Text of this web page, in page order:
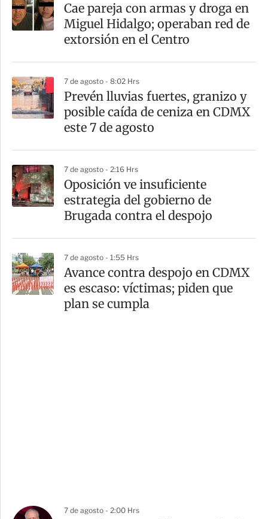
Cae pareja con armas y droga en
Miguel Hidalgo; operaban red de
extorsión en el Centro
7 de agosto - 8:02 Hrs
Prevén lluvias fuertes, granizo y
posible caída de ceniza en CDMX
este 7 de agosto
7 de agosto - 2:16 Hrs
Oposición ve insuficiente
estrategia del gobierno de
Brugada contra el despojo
7 de agosto - 1:55 Hrs
Avance contra despojo en CDMX
es escaso: víctimas; piden que
plan se cumpla
7 de agosto - 2:00 Hrs